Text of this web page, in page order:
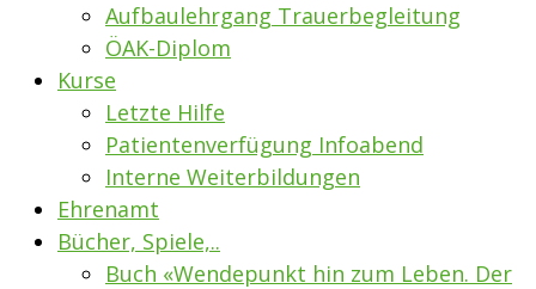
Aufbaulehrgang Trauerbegleitung
ÖAK-Diplom
Kurse
Letzte Hilfe
Patientenverfügung Infoabend
Interne Weiterbildungen
Ehrenamt
Bücher, Spiele,..
Buch «Wendepunkt hin zum Leben. Der